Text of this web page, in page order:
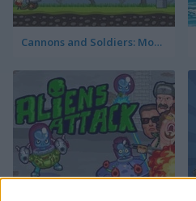
Cannons and Soldiers: Mountain Offense